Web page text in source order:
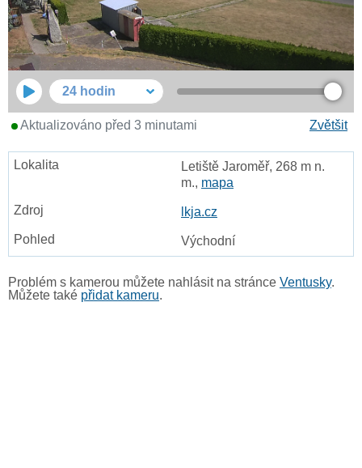
24 hodin
Zvětšit
Aktualizováno před 3 minutami
Letiště Jaroměř, 268 m n.
m., mapa
lkja.cz
Východní
Problém s kamerou můžete nahlásit na stránce Ventusky.
Můžete také přidat kameru.